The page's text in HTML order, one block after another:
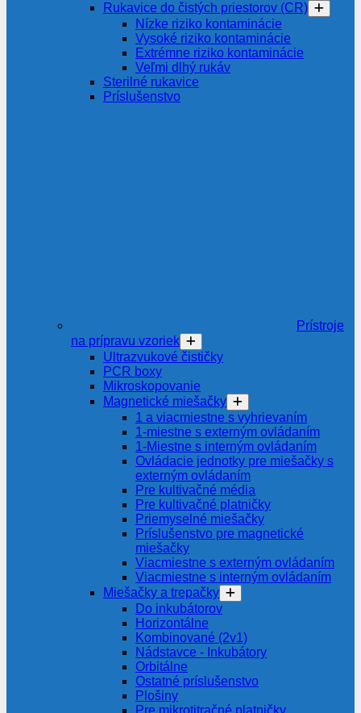
Rukavice do čistých priestorov (CR)
Nízke riziko kontaminácie
Vysoké riziko kontaminácie
Extrémne riziko kontaminácie
Veľmi dlhý rukáv
Sterilné rukavice
Príslušenstvo
Prístroje
na prípravu vzoriek
Ultrazvukové čističky
PCR boxy
Mikroskopovanie
Magnetické miešačky
1 a viacmiestne s vyhrievaním
1-miestne s externým ovládaním
1-Miestne s interným ovládaním
Ovládacie jednotky pre miešačky s
externým ovládaním
Pre kultivačné média
Pre kultivačné platničky
Priemyselné miešačky
Príslušenstvo pre magnetické
miešačky
Viacmiestne s externým ovládaním
Viacmiestne s interným ovládaním
Miešačky a trepačky
Do inkubátorov
Horizontálne
Kombinované (2v1)
Nádstavce - Inkubátory
Orbitálne
Ostatné príslušenstvo
Plošiny
Pre mikrotitračné platničky